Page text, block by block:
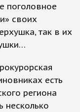
поголовное
своих
так в их
есть
региона
несколько